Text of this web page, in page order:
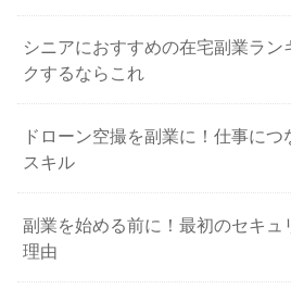
シニアにおすすめの在宅副業ラン
クするならこれ
ドローン空撮を副業に！仕事に
スキル
副業を始める前に！最初のセキュ
理由